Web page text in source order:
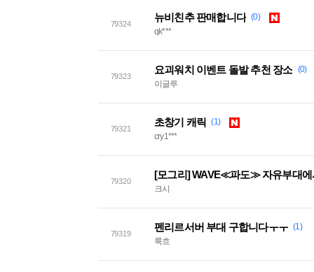
79324
뉴비친추 판매합니다 (0)
qk***
79323
요괴워치 이벤트 돌발 추천 장소 (0)
이글루
79321
초창기 캐릭
(1)
cry1***
79320
[모그리] WAVE≪파도≫ 자유부대에
크시
79319
펜리르서버 부대 구합니다ㅜㅜ (1)
룩흐